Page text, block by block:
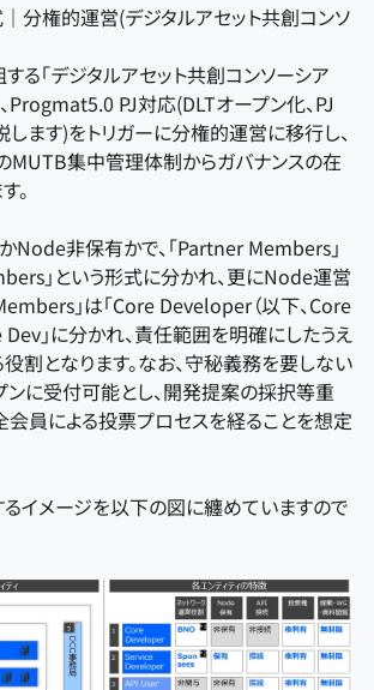
分権的運営(デジタルアセット共創コンソ
る「デジタルアセット共創コンソーシア
、Progmat5.0 PJ対応(DLTオープン化、PJ
ます)をトリガーに分権的運営に移行し、
集中管理体制からガバナンスの在
。
Node非保有かで、「Partner Members」
」という形式に分かれ、更にNode運営
」は「Core Developer（以下、Core
Dev」に分かれ、責任範囲を明確にしたうえ
割となります。なお、守秘義務を要しない
に受付可能とし、開発提案の採択等重
員による投票プロセスを経ることを想定
イメージを以下の図に纏めていますので